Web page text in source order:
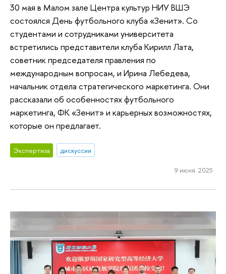
30 мая в Малом зале Центра культур НИУ ВШЭ
состоялся День футбольного клуба «Зенит». Со
студентами и сотрудниками университета
встретились представители клуба Кирилл Лата,
советник председателя правления по
международным вопросам, и Ирина Лебедева,
начальник отдела стратегического маркетинга. Они
рассказали об особенностях футбольного
маркетинга, ФК «Зенит» и карьерных возможностях,
которые он предлагает.
Экспертиза дискуссии
9 июня 2025